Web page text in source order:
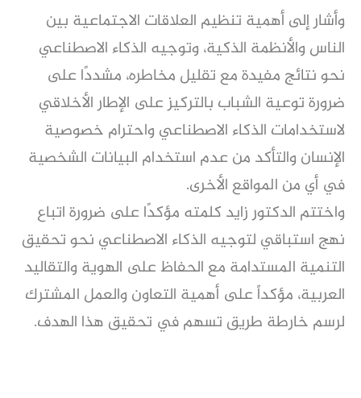
وأشار إلى أهمية تنظيم العلاقات الاجتماعية بين
الناس والأنظمة الذكية، وتوجيه الذكاء الاصطناعي
نحو نتائج مفيدة مع تقليل مخاطره، مشددًا على
ضرورة توعية الشباب بالتركيز على الإطار الأخلاقي
لاستخدامات الذكاء الاصطناعي واحترام خصوصية
الإنسان والتأكد من عدم استخدام البيانات الشخصية
في أي من المواقع الأخرى.
واختتم الدكتور زايد كلمته مؤكدًا على ضرورة اتباع
نهج استباقي لتوجيه الذكاء الاصطناعي نحو تحقيق
التنمية المستدامة مع الحفاظ على الهوية والتقاليد
العربية، مؤكداً على أهمية التعاون والعمل المشترك
لرسم خارطة طريق تسهم في تحقيق هذا الهدف.